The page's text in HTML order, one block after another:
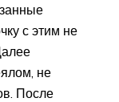
с этим не
не
После